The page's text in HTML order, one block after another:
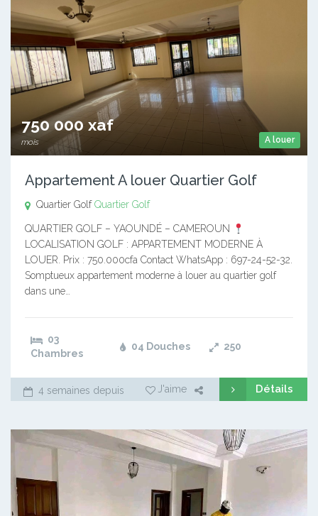
A louer
750 000 xaf
mois
Appartement A louer Quartier Golf
Quartier GolfQuartier Golf
QUARTIER GOLF – YAOUNDÉ – CAMEROUN
LOCALISATION GOLF : APPARTEMENT MODERNE À
LOUER. Prix : 750.000cfa Contact WhatsApp : 697-24-52-32.
Somptueux appartement moderne à louer au quartier golf
dans une…
03
Chambres
04 Douches 250
4 semaines depuis J'aime Détails